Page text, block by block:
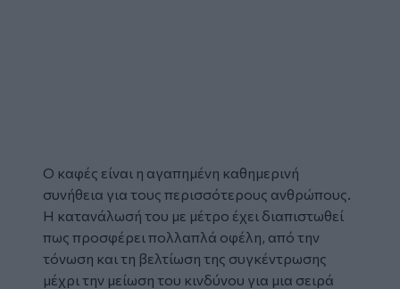
Ο καφές είναι η αγαπημένη καθημερινή
συνήθεια για τους περισσότερους ανθρώπους.
Η κατανάλωσή του με μέτρο έχει διαπιστωθεί
πως προσφέρει πολλαπλά οφέλη, από την
τόνωση και τη βελτίωση της συγκέντρωσης
μέχρι την μείωση του κινδύνου για μια σειρά